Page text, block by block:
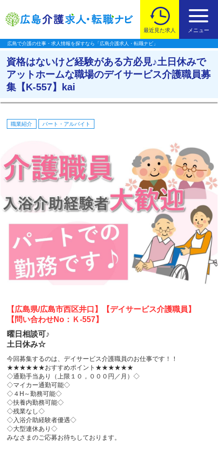
広島で介護の仕事・求人情報を探すなら「広島介護求人・転職ナビ」
最近見た求人 メニュー
資格はないけど経験がある方必見♪土日休みで
アットホームな職場のデイサービス介護職員募
集【K-557】kai
職業紹介 パート・アルバイト
【広島県/広島市西区井口】【デイサービス介護職員】
【問い合わせNo：Ｋ-557】
曜日相談可♪
土日休み☆
今回募集するのは、デイサービス介護職員のお仕事です！！
★★★★★★おすすめポイント★★★★★★
◇通勤手当あり（上限１０，０００円／月）◇
◇マイカー通勤可能◇
◇４H～勤務可能◇
◇扶養内勤務可能◇
◇残業なし◇
◇入浴介助経験者優遇◇
◇大型連休あり◇
みなさまのご応募お待ちしております。